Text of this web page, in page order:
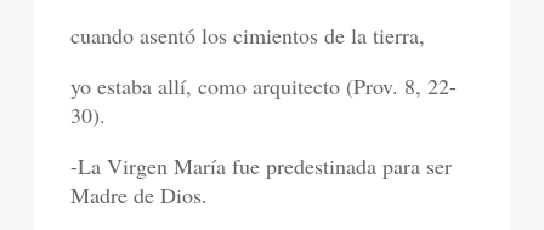
cuando asentó los cimientos de la tierra,
yo estaba allí, como arquitecto (Prov. 8, 22-
30).
-La Virgen María fue predestinada para ser
Madre de Dios.